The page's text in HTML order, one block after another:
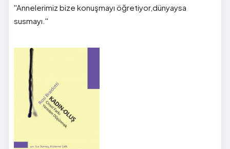
''Annelerimiz bize konuşmayı öğretiyor,dünyaysa
susmayı.''